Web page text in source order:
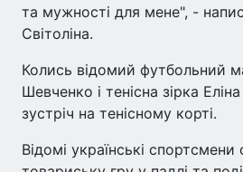
та мужності для мене", -
Світоліна.
Колись відомий футбольний
Шевченко і тенісна зірка
зустріч на тенісному корті.
Відомі українські спортсмени